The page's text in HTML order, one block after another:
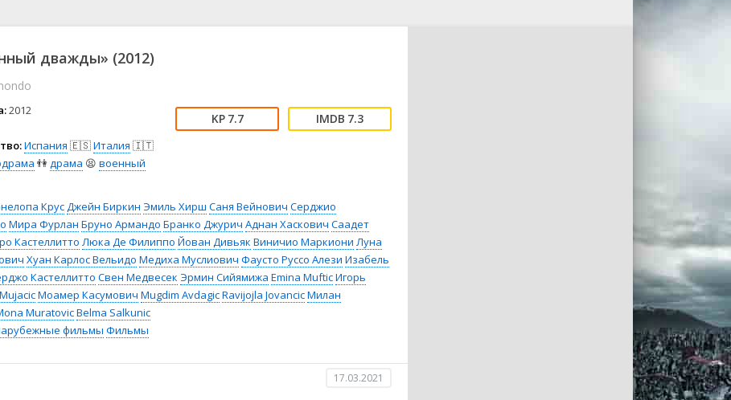
👨‍💼 Новости
тв
😱 Ужасы
🤠 Фильм-нуар
🧝‍♂️ Фэнтези
дважды» (2012)
2012
Испания 🇪🇸Италия 🇮🇹
👫драма 😫 военный
7.7 7.3
КрусДжейн Биркин Эмиль Хирш Саня Вейнович Серджио
Мира Фурлан Бруно Армандо Бранко Джурич Аднан Хаскович Саадет
Кастеллитто Люка Де Филиппо Йован Дивьяк Виничио Маркиони Луна
Хуан Карлос Вельидо Медиха Муслиович Фаусто Руссо Алези Изабель
Кастеллитто Свен Медвесек Эрмин Сийямижа Emina MufticИгорь
Моамер Касумович Mugdim AvdagicRavijojla JovancicМилан
MuratovicBelma Salkunic
фильмы Фильмы
17.03.2021